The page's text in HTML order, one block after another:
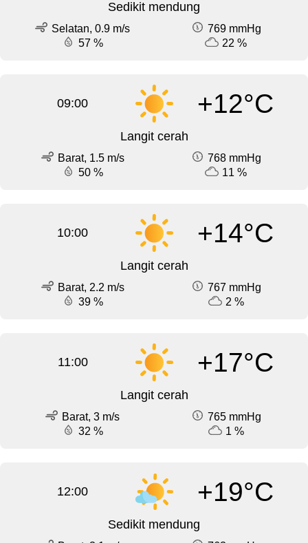
Sedikit mendung
Selatan, 0.9 m/s
769 mmHg
57 %
22 %
09:00 +12°C
Langit cerah
Barat, 1.5 m/s
768 mmHg
50 %
11 %
10:00 +14°C
Langit cerah
Barat, 2.2 m/s
767 mmHg
39 %
2 %
11:00 +17°C
Langit cerah
Barat, 3 m/s
765 mmHg
32 %
1 %
12:00 +19°C
Sedikit mendung